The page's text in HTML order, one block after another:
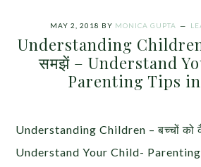
MAY 2, 2018 BY MONICA GUPTA
Understanding
समझें – Understand
Parenting Tips
Understanding Children – बच्चों
Understand Your Child-